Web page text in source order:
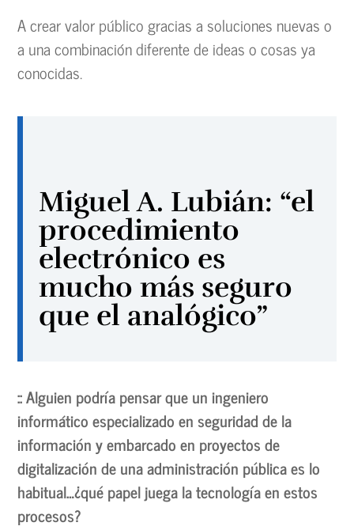
A crear valor público gracias a soluciones nuevas o
a una combinación diferente de ideas o cosas ya
conocidas.
Miguel A. Lubián: “el
procedimiento
electrónico es
mucho más seguro
que el analógico”
:: Alguien podría pensar que un ingeniero
informático especializado en seguridad de la
información y embarcado en proyectos de
digitalización de una administración pública es lo
habitual…¿qué papel juega la tecnología en estos
procesos?